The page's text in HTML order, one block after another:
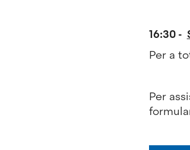
16:30 -
Per a
Per